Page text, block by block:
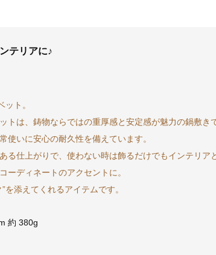
テリアに♪
ト。
トは、鋳物ならではの重厚感と安定感が魅力の鍋敷き
使いに安心の耐久性を備えています。
る仕上がりで、使わない時は飾るだけでもインテリア
ーディネートのアクセントに。
を添えてくれるアイテムです。
約 380g